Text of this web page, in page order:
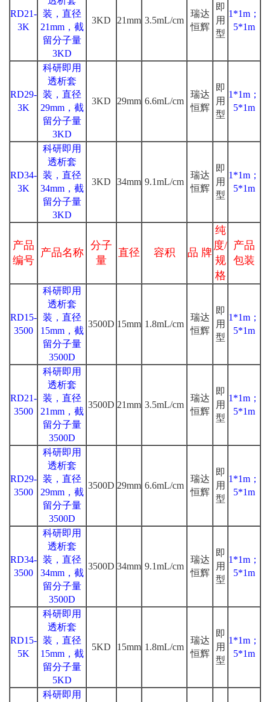
RD21-
3K
装，直径
21mm，截
留分子量
3KD
3KD 21mm 3.5mL/cm
瑞达
恒辉
即
用
型
1*1m；
5*1m
RD29-
3K
科研即用
透析套
装，直径
29mm，截
留分子量
3KD
3KD 29mm 6.6mL/cm
瑞达
恒辉
即
用
型
1*1m；
5*1m
RD34-
3K
科研即用
透析套
装，直径
34mm，截
留分子量
3KD
3KD 34mm 9.1mL/cm
瑞达
恒辉
即
用
型
1*1m；
5*1m
产品
编号
产品名称
分子
量
直径 容积 品 牌
纯
度/
规
格
产品
包装
RD15-
3500
科研即用
透析套
装，直径
15mm，截
留分子量
3500D
3500D 15mm 1.8mL/cm
瑞达
恒辉
即
用
型
1*1m；
5*1m
RD21-
3500
科研即用
透析套
装，直径
21mm，截
留分子量
3500D
3500D 21mm 3.5mL/cm
瑞达
恒辉
即
用
型
1*1m；
5*1m
RD29-
3500
科研即用
透析套
装，直径
29mm，截
留分子量
3500D
3500D 29mm 6.6mL/cm
瑞达
恒辉
即
用
型
1*1m；
5*1m
RD34-
3500
科研即用
透析套
装，直径
34mm，截
留分子量
3500D
3500D 34mm 9.1mL/cm
瑞达
恒辉
即
用
型
1*1m；
5*1m
RD15-
5K
科研即用
透析套
装，直径
15mm，截
留分子量
5KD
5KD 15mm 1.8mL/cm
瑞达
恒辉
即
用
型
1*1m；
5*1m
科研即用